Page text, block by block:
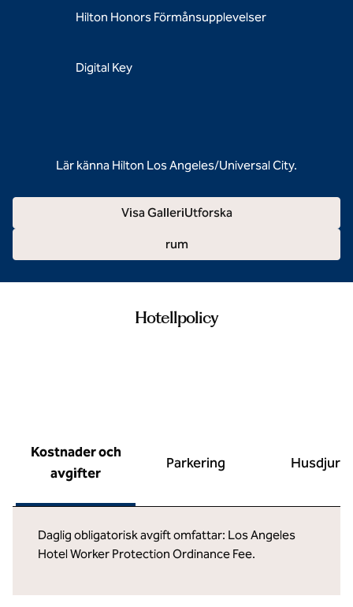
Hilton Honors Förmånsupplevelser
Digital Key
Lär känna Hilton Los Angeles/Universal City.
Visa GalleriUtforska
rum
Hotellpolicy
Kostnader och
avgifter
Parkering Husdjur
Daglig obligatorisk avgift omfattar: Los Angeles
Hotel Worker Protection Ordinance Fee.